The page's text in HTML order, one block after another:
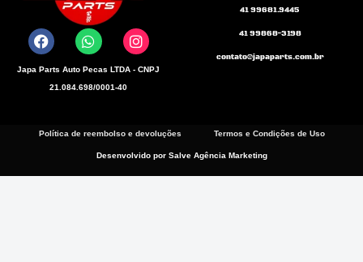
a
c
e
b
W
h
a
t
s
a
n
s
t
a
m
Japa Parts Auto Pecas LTDA - CNPJ
21.084.698/0001-40
41 99681.9445
41 99868-3198
contato@japaparts.com.br
Política de reembolso e devoluções Termos e Condições de Uso
Desenvolvido por Salve Agência Marketing